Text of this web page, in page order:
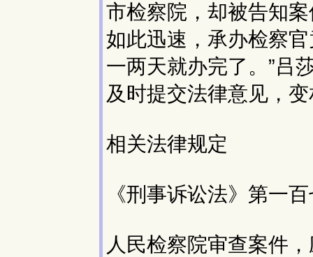
市检察院，却被告知
如此迅速，承办检察
一两天就办完了。”吕
及时提交法律意见，
相关法律规定
《刑事诉讼法》第一
人民检察院审查案件